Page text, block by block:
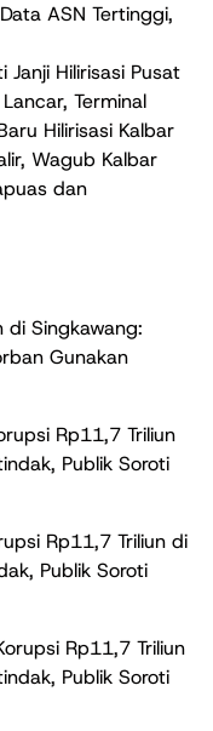
ASN Tertinggi,
Janji Hilirisasi Pusat
Terminal
Hilirisasi Kalbar
Wagub Kalbar
dan
di Singkawang:
Gunakan
Rp11,7 Triliun
Publik Soroti
Rp11,7 Triliun di
Publik Soroti
Rp11,7 Triliun
Publik Soroti